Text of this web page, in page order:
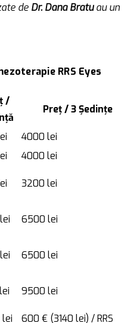
de Dr. Dana Bratuau un
RRS Eyes
/
Preț / 3 Ședințe
4000 lei
4000 lei
3200 lei
6500 lei
6500 lei
9500 lei
600 € (3140 lei) / RRS